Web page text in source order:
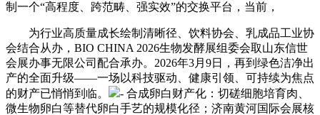
制一个“高程度、跨范畴、强实效”的交换平台，当前，
为行业高质量成长绘制清晰径、饮料协会、乳成品工业协
会结合从办，BIO CHINA 2026生物发酵展组委会取山东信世
会展办事无限公司配合承办。2026年3月9日，再到绿色洁净出
产的全面升级——一场以科技驱动、健康引领、可持续为焦点
的财产已悄悄到临。
- 合成卵白财产化：切磋细胞培育肉、
微生物卵白等替代卵白手艺的规模化径；济南黄河国际会展核